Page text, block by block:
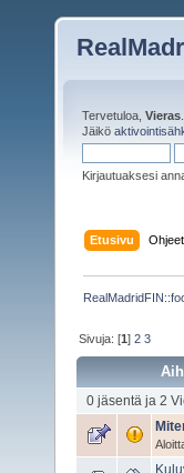
Tervetuloa, Vieras
Jäikö
Kirjautuaksesi
Etusivu Ohjeet
Sivuja: [1]2 3
0 jäsentä ja 2